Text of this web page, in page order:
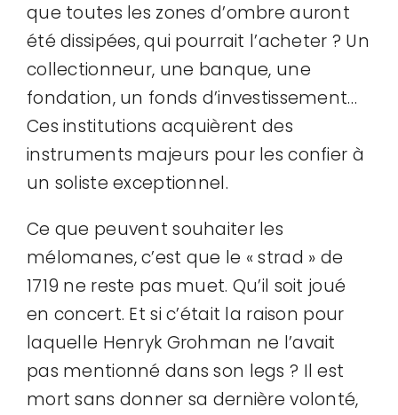
que toutes les zones d’ombre auront
été dissipées, qui pourrait l’acheter ? Un
collectionneur, une banque, une
fondation, un fonds d’investissement…
Ces institutions acquièrent des
instruments majeurs pour les confier à
un soliste exceptionnel.
Ce que peuvent souhaiter les
mélomanes, c’est que le « strad » de
1719 ne reste pas muet. Qu’il soit joué
en concert. Et si c’était la raison pour
laquelle Henryk Grohman ne l’avait
pas mentionné dans son legs ? Il est
mort sans donner sa dernière volonté,